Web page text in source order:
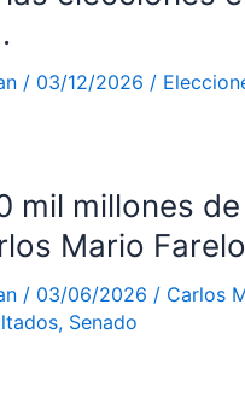
/ 03/12/2026 /
mil millones
Mario
/ 03/06/2026 / Carlos
, Senado